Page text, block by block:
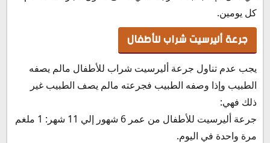
كل يومين.
جرعة أليرسيت شراب للأطفال
يجب عدم تناول جرعة أليرسيت شراب للأطفال مالم يصفه
الطبيب وإذا وصفه الطبيب فجرعته مالم يصف الطبيب غير
ذلك فهي:
جرعة أليرسيت للأطفال من عمر 6 شهور إلي 11 شهر: 1 ملغم
مرة واحدة في اليوم.